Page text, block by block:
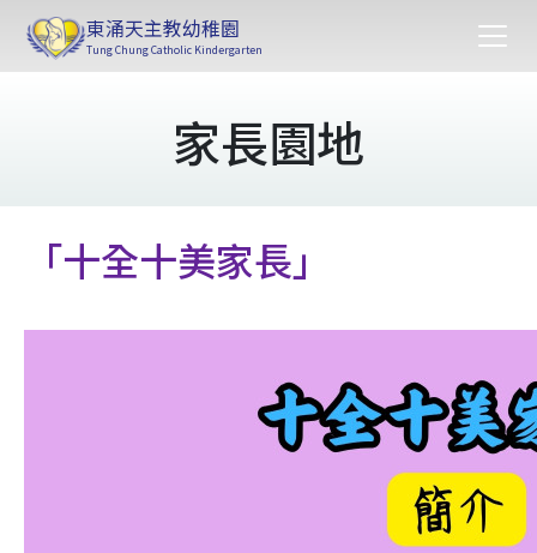
東涌天主教幼稚園
Tung Chung Catholic Kindergarten
家長園地
「十全十美家長」